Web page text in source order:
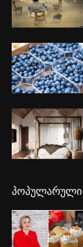
პოპულარული